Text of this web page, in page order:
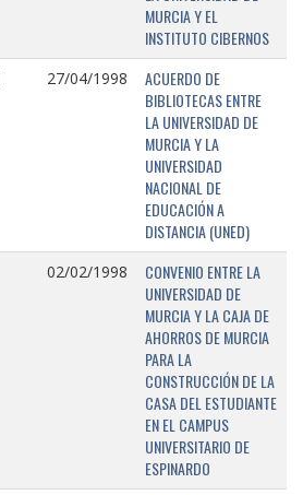
MURCIA Y EL
INSTITUTO CIBERNOS
27/04/1998
ACUERDO DE
BIBLIOTECAS ENTRE
LA UNIVERSIDAD DE
MURCIA Y LA
UNIVERSIDAD
NACIONAL DE
EDUCACIÓN A
DISTANCIA (UNED)
02/02/1998
CONVENIO ENTRE LA
UNIVERSIDAD DE
MURCIA Y LA CAJA DE
AHORROS DE MURCIA
PARA LA
CONSTRUCCIÓN DE LA
CASA DEL ESTUDIANTE
EN EL CAMPUS
UNIVERSITARIO DE
ESPINARDO